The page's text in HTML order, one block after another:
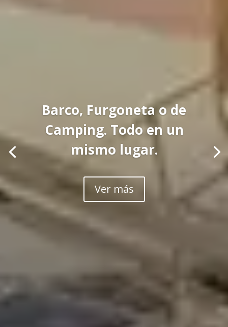
Barco, Furgoneta o de
Camping. Todo en un
mismo lugar.
Ver más